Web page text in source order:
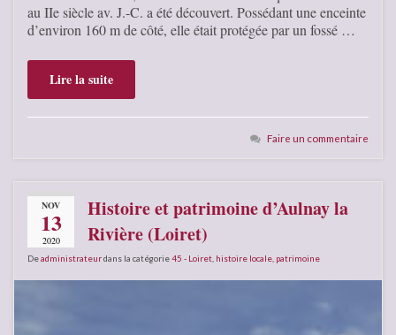
au IIe siècle av. J.-C. a été découvert. Possédant une enceinte
d’environ 160 m de côté, elle était protégée par un fossé …
Lire la suite
Faire un commentaire
NOV
13
2020
Histoire et patrimoine d’Aulnay la
Rivière (Loiret)
Deadministrateurdans la catégorie45 - Loiret histoire locale patrimoine